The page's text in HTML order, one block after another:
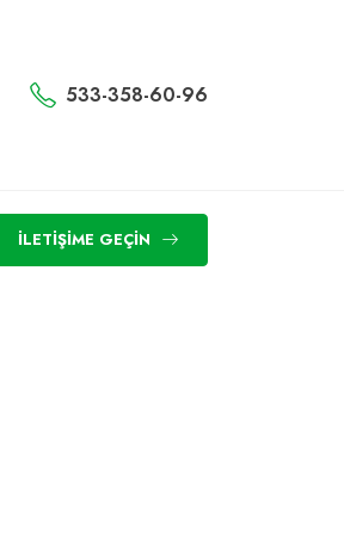
533-358-60-96
İLETIŞIME GEÇIN